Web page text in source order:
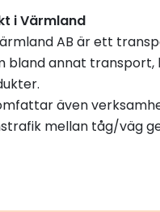
i Värmland
AB är ett
bland annat transport,
även
mellan tåg/väg